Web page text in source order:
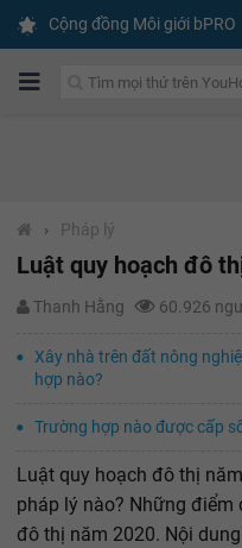
Cộng đồng Môi giới bPRO
› Pháp lý
Luật quy hoạch đô
Thanh Hằng 60.926
Xây nhà trên đất nông
hợp nào?
Trường hợp nào được cấp
Luật quy hoạch đô thị
pháp lý nào? Những
đô thị năm 2020. Nội